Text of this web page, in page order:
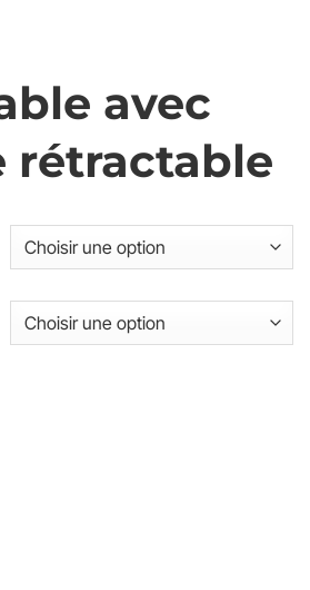
avec
rétractable